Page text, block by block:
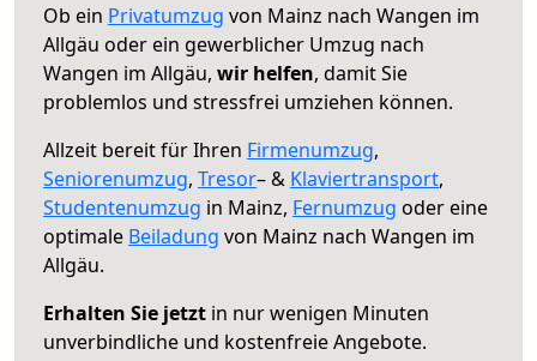
Ob ein Privatumzug von Mainz nach Wangen im
Allgäu oder ein gewerblicher Umzug nach
Wangen im Allgäu, wir helfen, damit Sie
problemlos und stressfrei umziehen können.
Allzeit bereit für Ihren Firmenumzug,
Seniorenumzug, Tresor– & Klaviertransport,
Studentenumzug in Mainz, Fernumzug oder eine
optimale Beiladung von Mainz nach Wangen im
Allgäu.
Erhalten Sie jetzt in nur wenigen Minuten
unverbindliche und kostenfreie Angebote.